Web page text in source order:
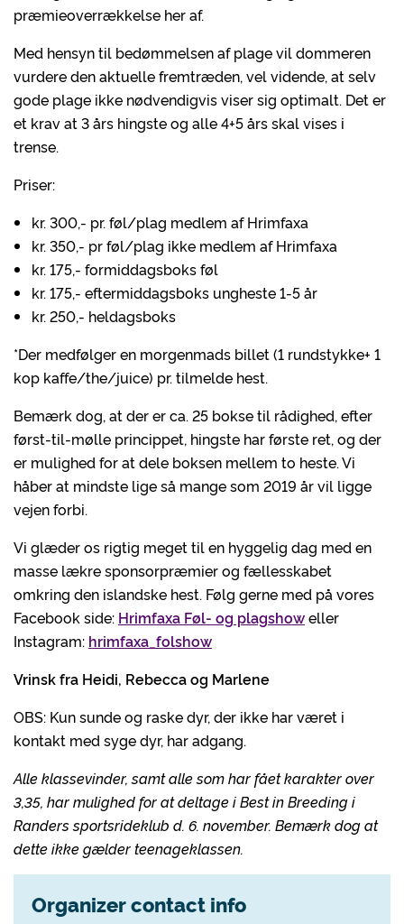
præmieoverrækkelse her af.
Med hensyn til bedømmelsen af plage vil dommeren
vurdere den aktuelle fremtræden, vel vidende, at selv
gode plage ikke nødvendigvis viser sig optimalt. Det er
et krav at 3 års hingste og alle 4+5 års skal vises i
trense.
Priser:
kr. 300,- pr. føl/plag medlem af Hrimfaxa
kr. 350,- pr føl/plag ikke medlem af Hrimfaxa
kr. 175,- formiddagsboks føl
kr. 175,- eftermiddagsboks ungheste 1-5 år
kr. 250,- heldagsboks
*Der medfølger en morgenmads billet (1 rundstykke+ 1
kop kaffe/the/juice) pr. tilmelde hest.
Bemærk dog, at der er ca. 25 bokse til rådighed, efter
først-til-mølle princippet, hingste har første ret, og der
er mulighed for at dele boksen mellem to heste. Vi
håber at mindste lige så mange som 2019 år vil ligge
vejen forbi.
Vi glæder os rigtig meget til en hyggelig dag med en
masse lækre sponsorpræmier og fællesskabet
omkring den islandske hest. Følg gerne med på vores
Facebook side: Hrimfaxa Føl- og plagshoweller
Instagram: hrimfaxa_folshow
Vrinsk fra Heidi, Rebecca og Marlene
OBS: Kun sunde og raske dyr, der ikke har været i
kontakt med syge dyr, har adgang.
Alle klassevinder, samt alle som har fået karakter over
3,35, har mulighed for at deltage i Best in Breeding i
Randers sportsrideklub d. 6. november. Bemærk dog at
dette ikke gælder teenageklassen.
Organizer contact info